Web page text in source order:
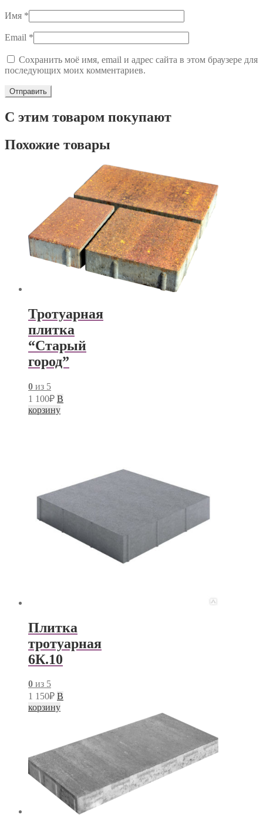
Имя *
Email *
Сохранить моё имя, email и адрес сайта в этом браузере для
последующих моих комментариев.
С этим товаром покупают
Похожие товары
Тротуарная
плитка
“Старый
город”
0 из 5
1 100₽ В
корзину
Плитка
тротуарная
6К.10
0 из 5
1 150₽ В
корзину